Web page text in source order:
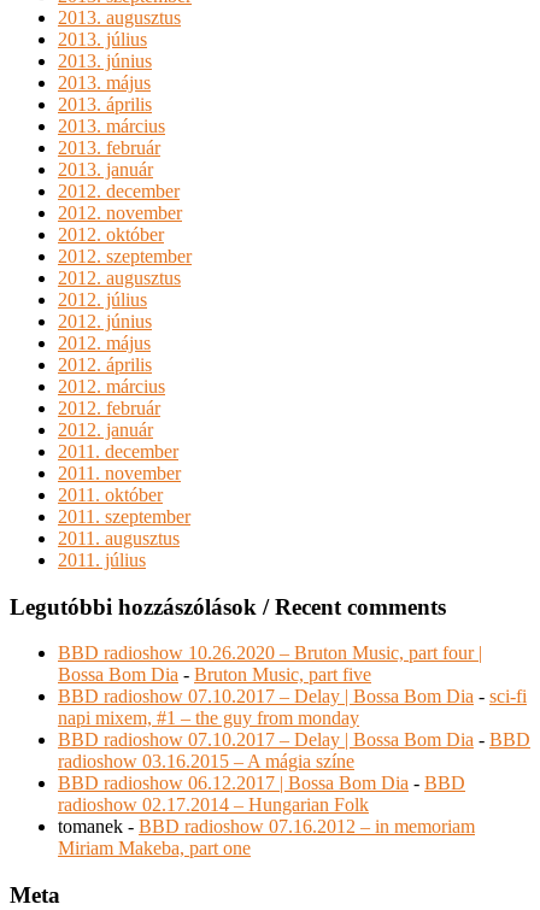
2013. augusztus
2013. július
2013. június
2013. május
2013. április
2013. március
2013. február
2013. január
2012. december
2012. november
2012. október
2012. szeptember
2012. augusztus
2012. július
2012. június
2012. május
2012. április
2012. március
2012. február
2012. január
2011. december
2011. november
2011. október
2011. szeptember
2011. augusztus
2011. július
Legutóbbi hozzászólások / Recent comments
BBD radioshow 10.26.2020 – Bruton Music, part four |
Bossa Bom Dia - Bruton Music, part five
BBD radioshow 07.10.2017 – Delay | Bossa Bom Dia - sci-fi
napi mixem, #1 – the guy from monday
BBD radioshow 07.10.2017 – Delay | Bossa Bom Dia - BBD
radioshow 03.16.2015 – A mágia színe
BBD radioshow 06.12.2017 | Bossa Bom Dia - BBD
radioshow 02.17.2014 – Hungarian Folk
tomanek - BBD radioshow 07.16.2012 – in memoriam
Miriam Makeba, part one
Meta